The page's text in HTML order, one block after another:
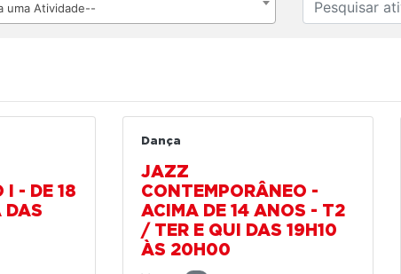
uma Atividade--
I - DE 18
DAS
Dança
JAZZ
CONTEMPORÂNEO -
ACIMA DE 14 ANOS - T2
/ TER E QUI DAS 19H10
ÀS 20H00